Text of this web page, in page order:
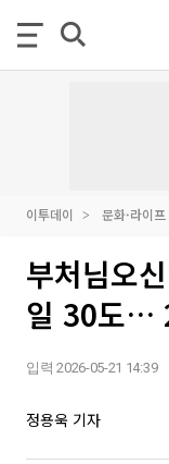
이투데이 문화·라이프
부처님오
일 30도…
입력 2026-05-21 14:39
정용욱 기자